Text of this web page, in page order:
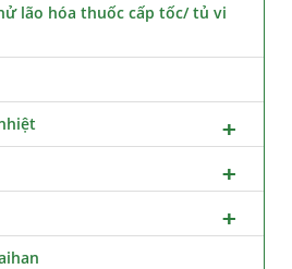
lão hóa thuốc cấp tốc/ tủ vi